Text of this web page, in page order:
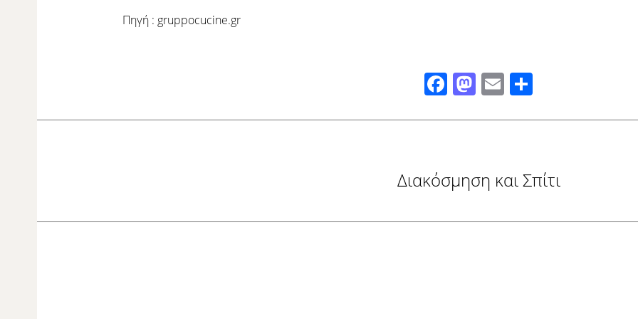
Πηγή : gruppocucine.gr
Facebook
Mastodon
Email
Διακόσμηση και Σπίτι